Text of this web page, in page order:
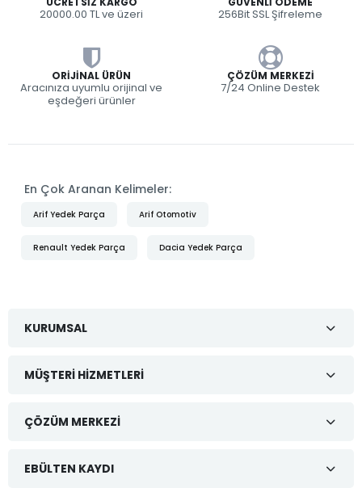
20000.00 TL ve üzeri 256Bit SSL Şifreleme
ORIJINAL ÜRÜN
Aracınıza uyumlu orijinal ve
eşdeğeri ürünler
ÇÖZÜM MERKEZI
7/24 Online Destek
En Çok Aranan Kelimeler:
Arif Yedek Parça Arif Otomotiv
Renault Yedek Parça Dacia Yedek Parça
KURUMSAL
MÜŞTERI HIZMETLERI
ÇÖZÜM MERKEZI
EBÜLTEN KAYDI